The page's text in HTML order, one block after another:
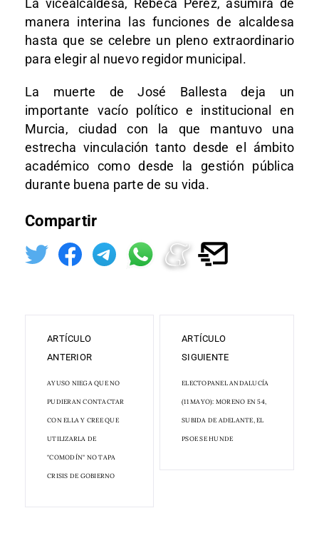
La vicealcaldesa, Rebeca Pérez, asumirá de
manera interina las funciones de alcaldesa
hasta que se celebre un pleno extraordinario
para elegir al nuevo regidor municipal.
La muerte de José Ballesta deja un
importante vacío político e institucional en
Murcia, ciudad con la que mantuvo una
estrecha vinculación tanto desde el ámbito
académico como desde la gestión pública
durante buena parte de su vida.
Compartir
ARTÍCULO
ANTERIOR
AYUSO NIEGA QUE NO
PUDIERAN CONTACTAR
CON ELLA Y CREE QUE
UTILIZARLA DE
"COMODÍN" NO TAPA
CRISIS DE GOBIERNO
ARTÍCULO
SIGUIENTE
ELECTOPANEL ANDALUCÍA
(11 MAYO): MORENO EN 54,
SUBIDA DE ADELANTE, EL
PSOE SE HUNDE